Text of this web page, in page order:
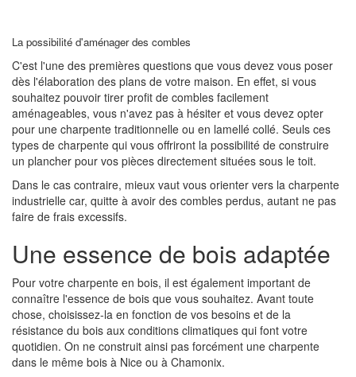
La possibilité d'aménager des combles
C'est l'une des premières questions que vous devez vous poser
dès l'élaboration des plans de votre maison. En effet, si vous
souhaitez pouvoir tirer profit de combles facilement
aménageables, vous n'avez pas à hésiter et vous devez opter
pour une charpente traditionnelle ou en lamellé collé. Seuls ces
types de charpente qui vous offriront la possibilité de construire
un plancher pour vos pièces directement situées sous le toit.
Dans le cas contraire, mieux vaut vous orienter vers la charpente
industrielle car, quitte à avoir des combles perdus, autant ne pas
faire de frais excessifs.
Une essence de bois adaptée
Pour votre charpente en bois, il est également important de
connaître l'essence de bois que vous souhaitez. Avant toute
chose, choisissez-la en fonction de vos besoins et de la
résistance du bois aux conditions climatiques qui font votre
quotidien. On ne construit ainsi pas forcément une charpente
dans le même bois à Nice ou à Chamonix.